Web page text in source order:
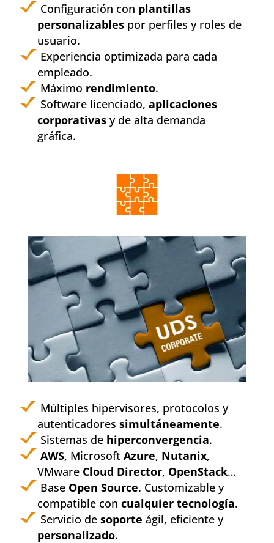
Configuración con plantillas
personalizablespor perfiles y roles de
usuario.
Experiencia optimizada para cada
empleado.
Máximo rendimiento.
Software licenciado, aplicaciones
corporativasy de alta demanda
gráfica.
Múltiples hipervisores, protocolos y
autenticadores simultáneamente.
Sistemas de hiperconvergencia.
AWS, Microsoft Azure, Nutanix,
VMware Cloud Director, OpenStack…
Base Open Source. Customizable y
compatible con cualquier tecnología.
Servicio de soporte ágil, eficiente y
personalizado.